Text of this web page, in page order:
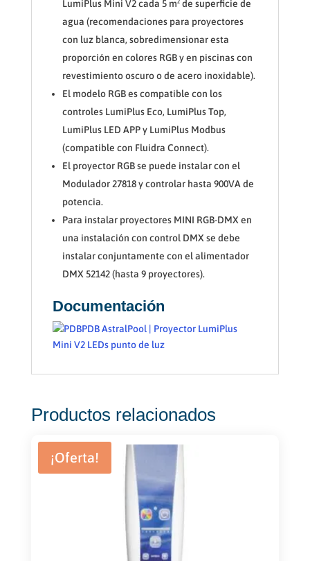
LumiPlus Mini V2 cada 5 m² de superficie de
agua (recomendaciones para proyectores
con luz blanca, sobredimensionar esta
proporción en colores RGB y en piscinas con
revestimiento oscuro o de acero inoxidable).
El modelo RGB es compatible con los
controles LumiPlus Eco, LumiPlus Top,
LumiPlus LED APP y LumiPlus Modbus
(compatible con Fluidra Connect).
El proyector RGB se puede instalar con el
Modulador 27818 y controlar hasta 900VA de
potencia.
Para instalar proyectores MINI RGB-DMX en
una instalación con control DMX se debe
instalar conjuntamente con el alimentador
DMX 52142 (hasta 9 proyectores).
Documentación
PDB AstralPool | Proyector LumiPlus
Mini V2 LEDs punto de luz
Productos relacionados
¡Oferta!